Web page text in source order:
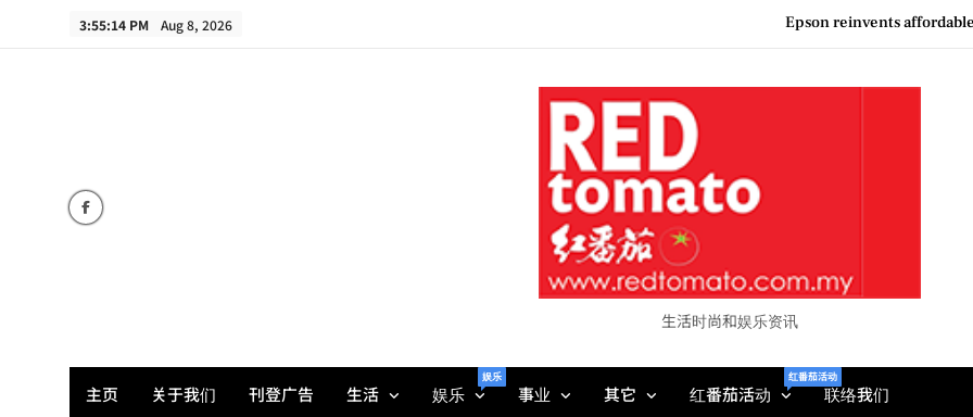
3:55:15 PM Aug 8, 2026 Epson reinvents
Epson reinvents
生活时尚和娱乐资讯
主页 关于我们 刊登广告 生活 娱乐
娱乐
事业 其它 红番茄活动
红番茄活动
联络我们